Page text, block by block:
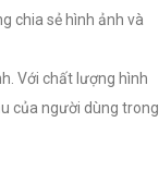
chia sẻ hình ảnh và
Với chất lượng hình
của người dùng trong